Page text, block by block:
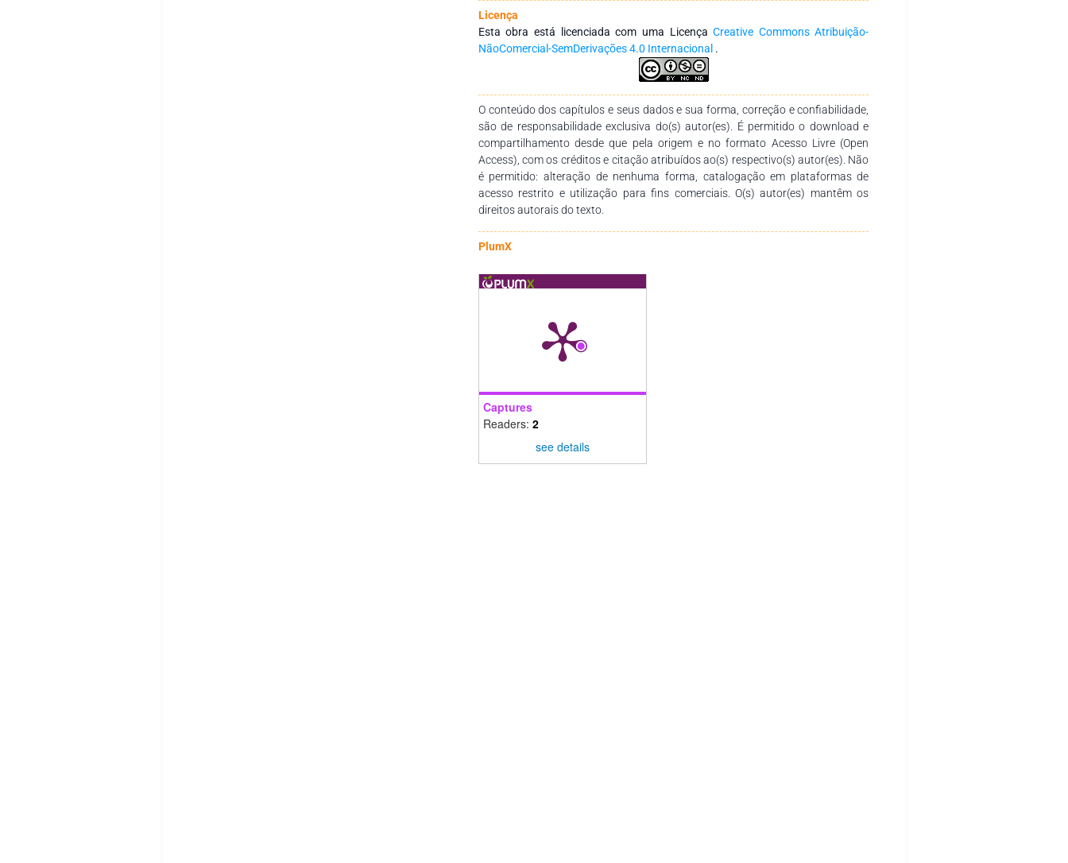
consideração as opiniões alheias. Constatou-se que para cada mulher o
empoderamento é definido de uma forma diferente e no ambiente de trabalho
almeja-se o reconhecimento com cargos mais altos, ainda assim é necessário
que a sociedade em geral entenda a importância da igualdade dos direitos
Licença
Esta obra está licenciada com uma LicençaCreative Commons Atribuição-
NãoComercial-SemDerivações 4.0 Internacional .
O conteúdo dos capítulos e seus dados e sua forma, correção e confiabilidade,
são de responsabilidade exclusiva do(s) autor(es). É permitido o download e
compartilhamento desde que pela origem e no formato Acesso Livre (Open
Access), com os créditos e citação atribuídos ao(s) respectivo(s) autor(es). Não
é permitido: alteração de nenhuma forma, catalogação em plataformas de
acesso restrito e utilização para fins comerciais. O(s) autor(es) mantêm os
direitos autorais do texto.
PlumX
Captures
Readers: 2
see details